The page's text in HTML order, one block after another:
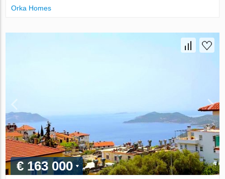
Orka Homes
€ 163 000